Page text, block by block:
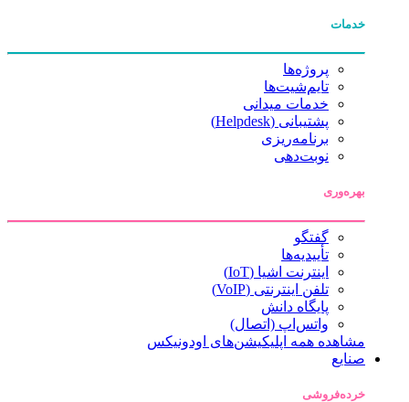
خدمات
پروژه‌ها
تایم‌شیت‌ها
خدمات میدانی
پشتیبانی (Helpdesk)
برنامه‌ریزی
نوبت‌دهی
بهره‌وری
گفتگو
تأییدیه‌ها
اینترنت اشیا (IoT)
تلفن اینترنتی (VoIP)
پایگاه دانش
واتس‌اپ (اتصال)
مشاهده همه اپلیکیشن‌های اودونیکس
صنایع
خرده‌فروشی